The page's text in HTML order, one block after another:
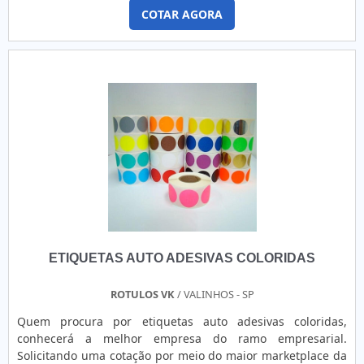
prazer em auxiliar com suas dúvidas.DIFERENCIAIS
PERTINENTES DA ORGANIZAÇÃOApenas na FKX Etiquetas e
Rótulos tem tudo que se precisa para etiquetas e rótulos
etiquetas de segurança/lacre e manutenção de impressoras
objetivo de trazer a satisfação a todos os clientes, a
empresa entende que seu melhor destaque é conquistar a
confiança de cada um. Tudo isso só é possível através do
investimento em equipamentos modernos e profissionais
experientes. A FKX Etiquetas e Rótulos é uma empresa que
tem se destacado no segmento pela seriedade e qualidade,
para tubete de 3 Contador programável por metros> Parada
programada com 2 estágios de velocidade> Motor de 1 CV
com controlador de velocidade via inversor de frequência>
Elaborando uma cotação por meio da própria empresa e
encontrando a líder em qualidade, a compra é mais
segura.ALGUNS DETALHES SOBRE A MÁQUINA DE ROTULAR
GARRAFASQuem está à procura de máquina de rotular
garrafas em uma empresa inovadora, vai até o site da
Berteck Máquinas Industriais. Na companhia, é possível
cada cliente.Sem perder o foco na máquina de rotular
produtos e serviços com ótima qualidade e excelente custo-
planejamento de empresas que visam apenas o lucro,
deixando a desejar nos outros fatores.Existem muitas
COTAR AGORA
ETIQUETAS AUTO ADESIVAS COLORIDAS
ROTULOS VK/ VALINHOS - SP
Quem procura por etiquetas auto adesivas coloridas,
conhecerá a melhor empresa do ramo empresarial.
Solicitando uma cotação por meio do maior marketplace da